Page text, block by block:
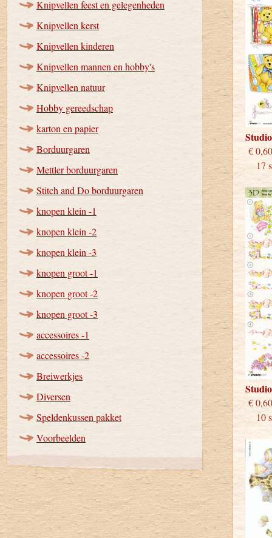
Knipvellen feest en gelegenheden
Knipvellen kerst
Knipvellen kinderen
Knipvellen mannen en hobby's
Knipvellen natuur
Hobby gereedschap
karton en papier
Borduurgaren
Mettler borduurgaren
Stitch and Do borduurgaren
knopen klein -1
knopen klein -2
knopen klein -3
knopen groot -1
knopen groot -2
knopen groot -3
accessoires -1
accessoires -2
Breiwerkjes
Diversen
Speldenkussen pakket
Voorbeelden
17
10